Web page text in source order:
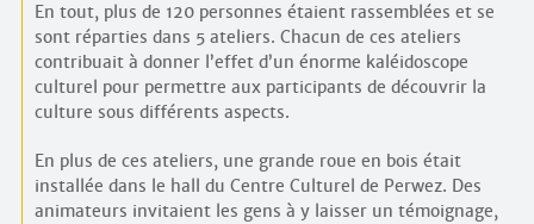
En tout, plus de 120 personnes étaient rassemblées et se
sont réparties dans 5 ateliers. Chacun de ces ateliers
contribuait à donner l’effet d’un énorme kaléidoscope
culturel pour permettre aux participants de découvrir la
culture sous différents aspects.
En plus de ces ateliers, une grande roue en bois était
installée dans le hall du Centre Culturel de Perwez. Des
animateurs invitaient les gens à y laisser un témoignage,